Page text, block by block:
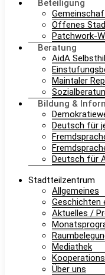
Beteiligung
Offenes
Patchwork-
Beratung
AidA
Maintaler
Bildung &
Deutsch für
Deutsch für
Stadtteilzentrum
Allgemeines
Geschichten
Aktuelles /
Mediathek
Über uns